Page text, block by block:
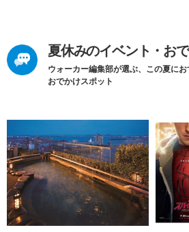
夏休みのイベント・お
ウォーカー編集部が選ぶ、この夏に
おでかけスポット